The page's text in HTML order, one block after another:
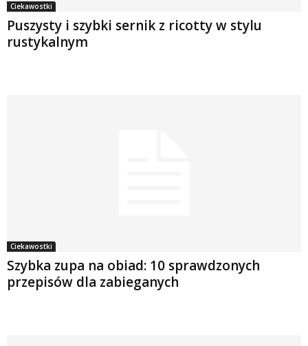
Ciekawostki
Puszysty i szybki sernik z ricotty w stylu
rustykalnym
Ciekawostki
Szybka zupa na obiad: 10 sprawdzonych
przepisów dla zabieganych